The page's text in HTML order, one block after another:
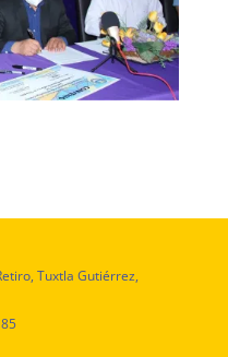
Tuxtla Gutiérrez,